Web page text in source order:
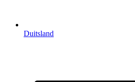
Duitsland